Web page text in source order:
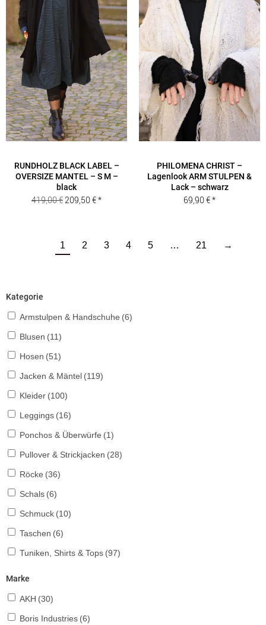
RUNDHOLZ BLACK LABEL –
OVERSIZE MANTEL – S M –
black
419,00€Ursprünglicher
419,00 €
209,50€Aktueller
209,50 €.
PHILOMENA CHRIST –
Lagenlook ARM STULPEN &
Lack – schwarz
69,90€
1 2 3 4 5 … 21 →
Kategorie
Armstulpen & Handschuhe (6)
Blusen (11)
Hosen (51)
Jacken & Mäntel (119)
Kleider (100)
Leggings (16)
Ponchos & Überwürfe (1)
Pullover & Strickjacken (28)
Röcke (36)
Schals (6)
Schmuck (10)
Taschen (6)
Tuniken, Shirts & Tops (97)
Marke
AKH (30)
Boris Industries (6)